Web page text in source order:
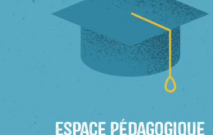
Espace Pédagogique